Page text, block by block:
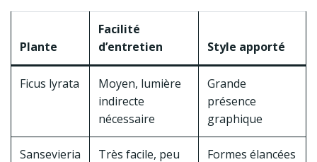
Plante
Facilité
d’entretien
Style apporté
Ficus lyrata
Moyen, lumière
indirecte
nécessaire
Grande
présence
graphique
Sansevieria Très facile, peu Formes élancées